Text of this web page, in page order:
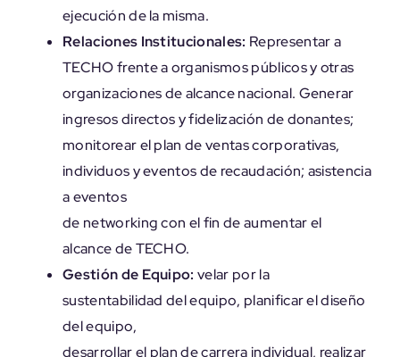
ejecución de la misma.
Relaciones Institucionales: Representar a
TECHO frente a organismos públicos y otras
organizaciones de alcance nacional. Generar
ingresos directos y fidelización de donantes;
monitorear el plan de ventas corporativas,
individuos y eventos de recaudación; asistencia
a eventos
de networking con el fin de aumentar el
alcance de TECHO.
Gestión de Equipo: velar por la
sustentabilidad del equipo, planificar el diseño
del equipo,
desarrollar el plan de carrera individual, realizar